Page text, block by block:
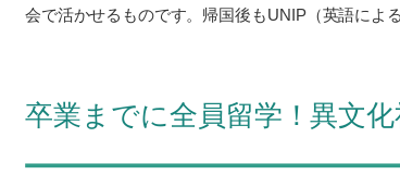
会で活かせるものです。帰国後もUNIP（英語によ
卒業までに全員留学！異文